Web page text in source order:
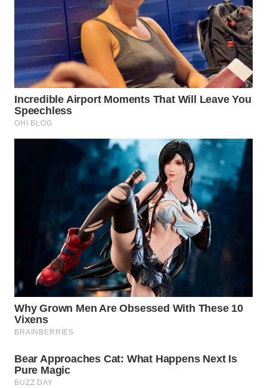
TANGERANG
WN
BINJAI
WN
CIREBON
INDRAMAYU
MAJALENGKA
SUBANG
WN
SUKABUMI
PURWAKARTA